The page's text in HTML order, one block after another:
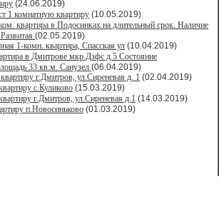
(24.06.2019)
1 комнатную квартиру (10.05.2019)
квартира в Подосинках на длительный срок. Наличие
(02.05.2019)
1-комн. квартира, Спасская ул (10.04.2019)
в Дмитрове мкр.Дзфс д.5 Состояние
33 кв.м. Санузел (06.04.2019)
г.Дмитров, ул.Сиреневая д. 1 (02.04.2019)
с.Куликово (15.03.2019)
г.Дмитров, ул.Сиреневая д.1 (14.03.2019)
п.Новосиньково (01.03.2019)